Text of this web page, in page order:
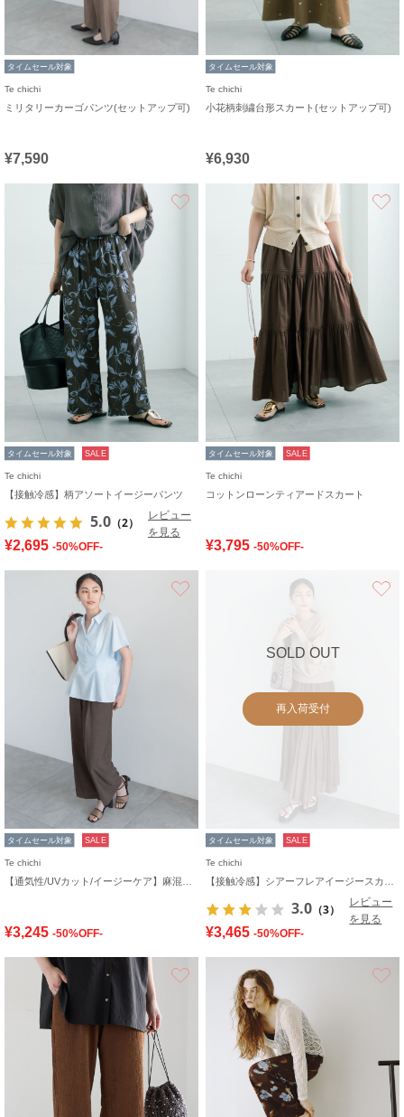
タイムセール対象
Te chichi
ミリタリーカーゴパンツ(セットアップ可)
¥7,590
タイムセール対象
Te chichi
小花柄刺繍台形スカート(セットアップ可)
¥6,930
タイムセール対象 SALE
Te chichi
【接触冷感】柄アソートイージーパンツ
5.0 （2）
レビュー
を見る
¥2,695 -50%OFF-
タイムセール対象 SALE
Te chichi
コットンローンティアードスカート
¥3,795 -50%OFF-
タイムセール対象 SALE
Te chichi
¥3,245 -50%OFF-
SOLD OUT
再入荷受付
タイムセール対象 SALE
Te chichi
3.0 （3）
レビュー
を見る
¥3,465 -50%OFF-